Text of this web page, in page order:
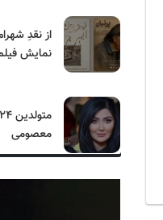
از نقدِ
نمایش
معصومی